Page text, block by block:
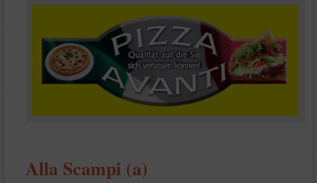
Alla Scampi (a)